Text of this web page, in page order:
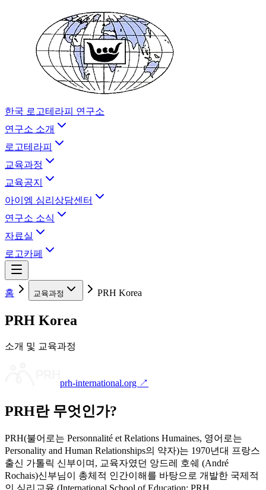
한국 로고테라피 연구소
연구소 소개
로고테라피
교육과정
교육공지
아이엠 심리상담센터
연구소 소식
자료실
로고카페
홈 교육과정 PRH Korea
PRH Korea
소개 및 교육과정
prh-international.org ↗
PRH란 무엇인가?
PRH(불어로는 Personnalité et Relations Humaines, 영어로는
Personality and Human Relationships의 약자)는 1970년대 프랑스
출신 가톨릭 신부이며, 교육자였던 앙드레 호쉐 (André
Rochais)신부님이 총체적 인간이해를 바탕으로 개발한 국제적
인 심리교육 (International School of Education: PRH